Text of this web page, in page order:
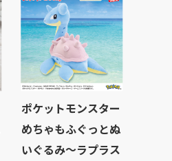
ポケットモンスター
めちゃもふぐっとぬ
いぐるみ～ラプラス